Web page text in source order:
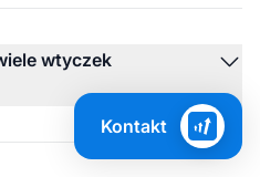
wtyczek
Kontakt